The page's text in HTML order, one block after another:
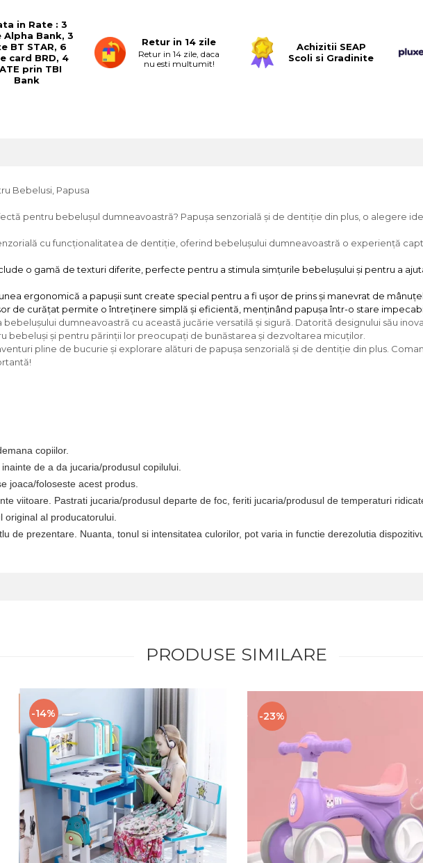
in Rate : 3
Alpha Bank, 3
BT STAR, 6
card BRD, 4
prin TBI
Bank
Retur in 14 zile
Retur in 14 zile, daca
nu esti multumit!
Achizitii SEAP
Scoli si Gradinite
Bebelusi, Papusa
pentru bebelușul dumneavoastră? Papușa senzorială și de dentiție din plus, o alegere
cu funcționalitatea de dentiție, oferind bebelușului dumneavoastră o experiență
o gamă de texturi diferite, perfecte pentru a stimula simțurile bebelușului și pentru a
ergonomică a papușii sunt create special pentru a fi ușor de prins și manevrat de
de curățat permite o întreținere simplă și eficientă, menținând papușa într-o stare
dumneavoastră cu această jucărie versatilă și sigură. Datorită designului său
bebeluși și pentru părinții lor preocupați de bunăstarea și dezvoltarea micuților.
pline de bucurie și explorare alături de papușa senzorială și de dentiție din plus.
copiilor.
de a da jucaria/produsul copilului.
joaca/foloseste acest produs
viitoare. Pastrati jucaria/produsul departe de foc, feriti jucaria/produsul de temperaturi
original al producatorului.
de prezentare . Nuanta, tonul si intensitatea culorilor, pot varia in functie derezolutia
PRODUSE SIMILARE
-14% -23%